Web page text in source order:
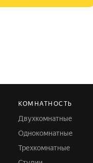
КОМНАТНОСТЬ
Двухкомнатные
Однокомнатные
Трехкомнатные